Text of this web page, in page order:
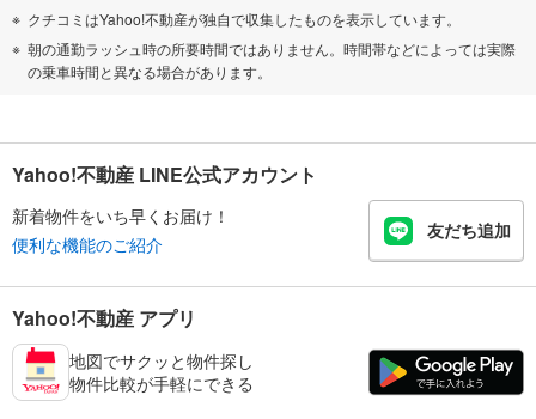
クチコミはYahoo!不動産が独自で収集したものを表示しています。
朝の通勤ラッシュ時の所要時間ではありません。時間帯などによっては実際
の乗車時間と異なる場合があります。
Yahoo!不動産 LINE公式アカウント
新着物件をいち早くお届け！
便利な機能のご紹介
友だち追加
Yahoo!不動産 アプリ
地図でサクッと物件探し
物件比較が手軽にできる